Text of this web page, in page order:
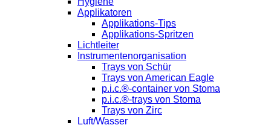
Applikatoren
Applikations-Tips
Applikations-Spritzen
Lichtleiter
Instrumentenorganisation
Trays von Schür
Trays von American Eagle
p.i.c.®-container von Stoma
p.i.c.®-trays von Stoma
Trays von Zirc
Luft/Wasser